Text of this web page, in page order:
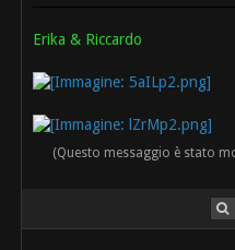
Erika & Riccardo
(Questo messaggio è stato